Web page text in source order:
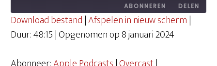
ABONNEREN DELEN
Apple Podcasts Overcast
DELEN
LINK
Download bestand|Afspelen in nieuw scherm|
Duur: 48:15|Opgenomen op 8 januari 2024